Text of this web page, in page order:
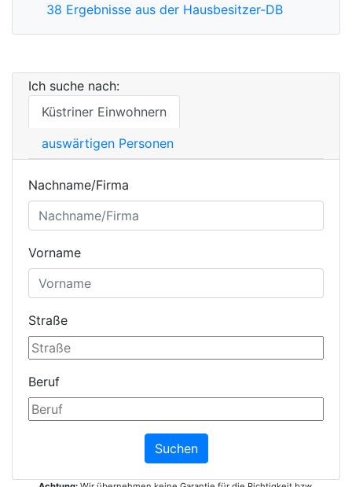
38 Ergebnisse aus der Hausbesitzer-DB
Ich suche nach:
Küstriner Einwohnern
auswärtigen Personen
Nachname/Firma
Vorname
Straße
Beruf